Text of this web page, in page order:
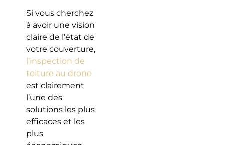
Si vous cherchez
à avoir une vision
claire de l’état de
votre couverture,
l’inspection de
toiture au drone
est clairement
l’une des
solutions les plus
efficaces et les
plus